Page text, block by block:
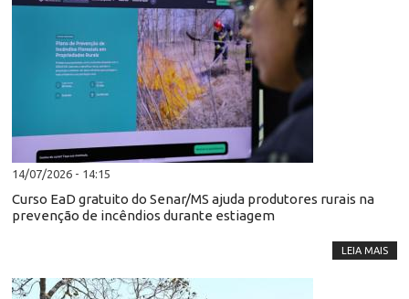
14/07/2026 - 14:15
Curso EaD gratuito do Senar/MS ajuda produtores rurais na
prevenção de incêndios durante estiagem
LEIA MAIS